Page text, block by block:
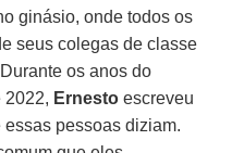
ginásio, onde todos os
seus colegas de classe
os anos do
2022, Ernesto escreveu
pessoas diziam.